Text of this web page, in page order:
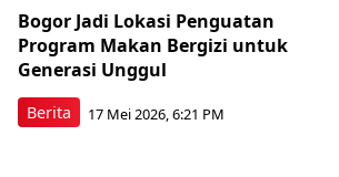
Berita
Bogor Jadi Lokasi Penguatan
Program Makan Bergizi untuk
Generasi Unggul
17 Mei 2026, 6:21 PM